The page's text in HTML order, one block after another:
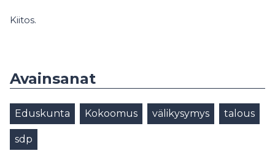
Kiitos.
Avainsanat
Eduskunta Kokoomus välikysymys talous
sdp